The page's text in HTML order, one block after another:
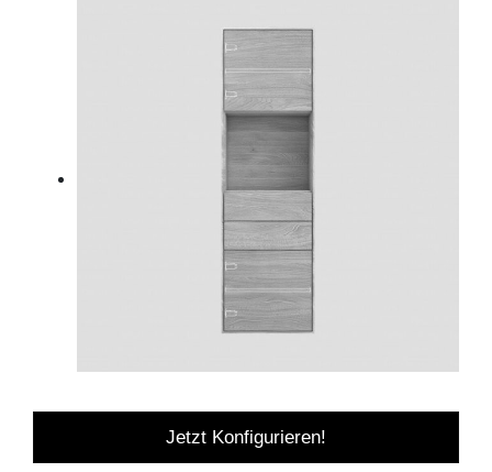
Jetzt Konfigurieren!